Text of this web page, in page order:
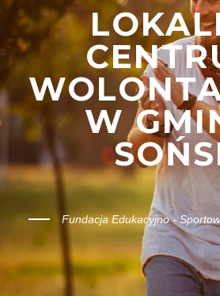
W
Fundacja Edukacyjno -